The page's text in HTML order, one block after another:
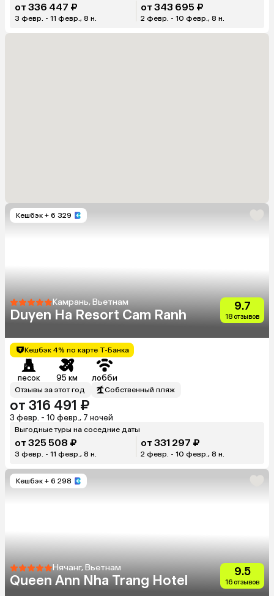
от 336 447 ₽
3 февр. - 11 февр., 8 н.
от 343 695 ₽
2 февр. - 10 февр., 8 н.
Кешбэк + 6 329
Камрань, Вьетнам
Duyen Ha Resort Cam Ranh
9.7
18 отзывов
Кешбэк 4% по карте Т-Банка
песок 95 км лобби
Отзывы за этот год Собственный пляж
от 316 491 ₽
3 февр. - 10 февр., 7 ночей
Выгодные туры на соседние даты
от 325 508 ₽
3 февр. - 11 февр., 8 н.
от 331 297 ₽
2 февр. - 10 февр., 8 н.
Кешбэк + 6 298
Нячанг, Вьетнам
Queen Ann Nha Trang Hotel
9.5
16 отзывов